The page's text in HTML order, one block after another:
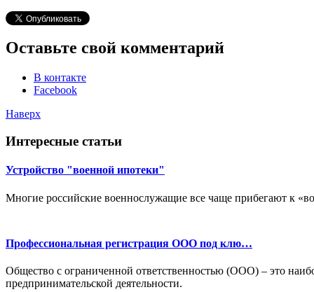
Оставьте свой комментарий
В контакте
Facebook
Наверх
Интересные статьи
Устройство "военной ипотеки"
Многие российские военнослужащие все чаще прибегают к
Профессиональная регистрация ООО под клю…
Общество с ограниченной ответственностью (ООО) – это
предпринимательской деятельности.